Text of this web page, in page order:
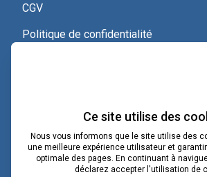
CGV
Politique de confidentialité
Voir le certificat Qualiopi
contact@lacoopcnv.com
Ce site utilise des
Nous vous informons que le site utilise des
une meilleure expérience utilisateur et
optimale des pages. En continuant à
déclarez accepter l'utilisation de